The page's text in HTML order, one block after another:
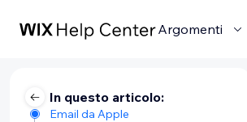
Argomenti
In questo articolo:
Email da Apple